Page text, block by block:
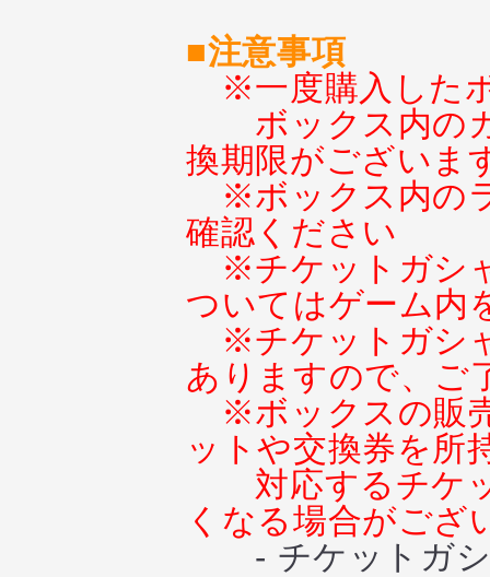
■注意事項
※一度購入した
ボックス内の
換期限がございま
※ボックス内の
確認ください
※チケットガシ
ついてはゲーム内
※チケットガシ
ありますので、ご
※ボックスの販
ットや交換券を所
対応するチケ
くなる場合がござ
- チケットガシ